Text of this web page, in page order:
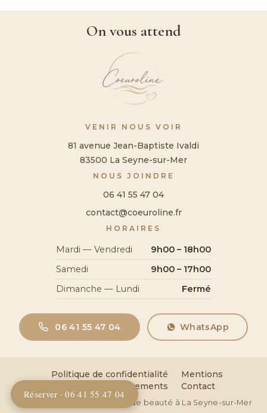
On vous attend
VENIR NOUS VOIR
81 avenue Jean-Baptiste Ivaldi
83500 La Seyne-sur-Mer
NOUS JOINDRE
06 41 55 47 04
contact@coeuroline.fr
HORAIRES
Mardi — Vendredi
9h00 – 18h00
Samedi
9h00 – 17h00
Dimanche — Lundi
Fermé
06 41 55 47 04 WhatsApp
Politique de confidentialité
Mentions
Remboursements Contact
© 2026 Coeuroline — Institut de beauté à La Seyne-sur-Mer
Réserver · 06 41 55 47 04